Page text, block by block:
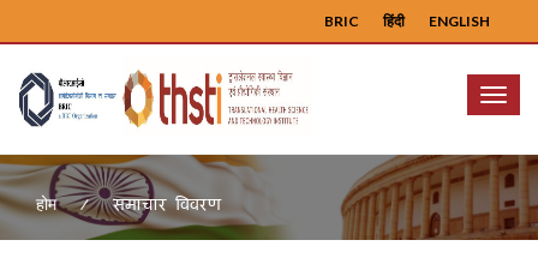
ENGLISH
हिंदी
BRIC
Menu
होम समाचार विवरण